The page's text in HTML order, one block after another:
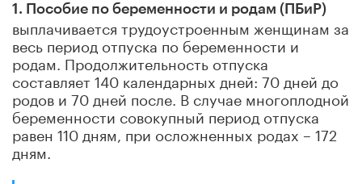
1. Пособие по беременности и родам (ПБиР)
выплачивается трудоустроенным женщинам за
весь период отпуска по беременности и
родам. Продолжительность отпуска
составляет 140 календарных дней: 70 дней до
родов и 70 дней после. В случае многоплодной
беременности совокупный период отпуска
равен 110 дням, при осложненных родах – 172
дням.